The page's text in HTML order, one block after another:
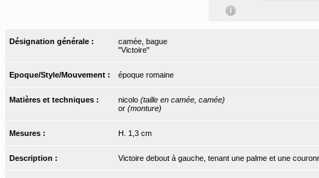
Désignation générale :
camée, bague
"Victoire"
Epoque/Style/Mouvement : époque romaine
Matières et techniques : nicolo (taille en camée, camée)
or (monture)
Mesures : H. 1,3 cm
Description : Victoire debout à gauche, tenant une palme et une